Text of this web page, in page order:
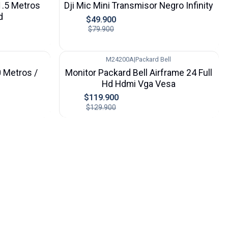
Metros
Dji Mic Mini Transmisor Negro Infinity
$49.900
$79.900
Metros /
M24200A|Packard Bell
Monitor Packard Bell Airframe 24 Full
Hd Hdmi Vga Vesa
$119.900
$129.900